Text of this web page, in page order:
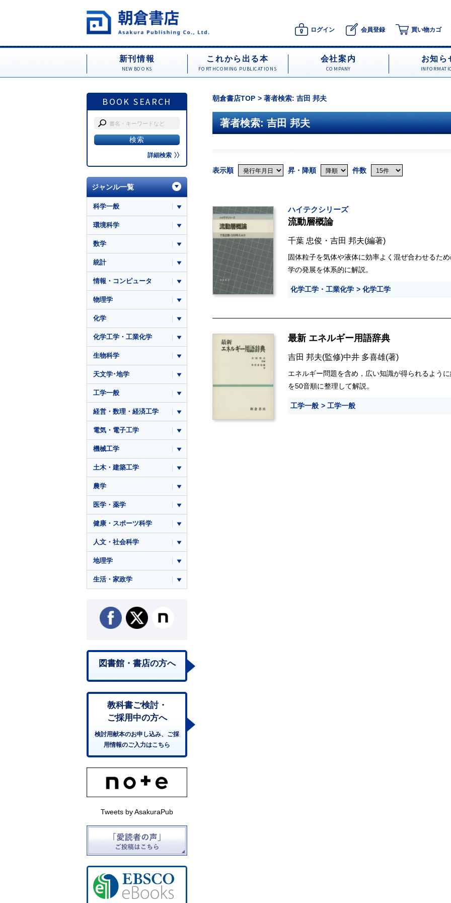
ログイン 会員登録 買い物カゴ
新刊情報
NEW BOOKS
これから出る本
FORTHCOMING PUBLICATIONS
会社案内
COMPANY
お知ら
BOOK SEARCH
詳細検索
朝倉書店TOP 著者検索: 吉田 邦夫
著者検索: 吉田 邦夫
表示順 昇・降順 件数
ハイテクシリーズ
流動層概論
千葉 忠俊 ・ 吉田 邦夫(編著)
固体粒子を気体や液体に効率よく混ぜ合わせるた
学の発展を体系的に解説。
化学工学・工業化学 化学工学
最新 エネルギー用語辞典
吉田 邦夫(監修)中井 多喜雄(著)
エネルギー問題を含め，広い知識が得られるよう
を50音順に整理して解説。
工学一般 工学一般
ジャンル一覧
科学一般
環境科学
数学
統計
情報・コンピュータ
物理学
化学
化学工学・工業化学
生物科学
天文学･地学
工学一般
経営・数理・経済工学
電気・電子工学
機械工学
土木・建築工学
農学
医学・薬学
健康・スポーツ科学
人文・社会科学
地理学
生活・家政学
図書館・書店の方へ
教科書ご検討・
ご採用中の方へ
検討用献本のお申し込み、ご採
用情報のご入力はこちら
Tweets by AsakuraPub